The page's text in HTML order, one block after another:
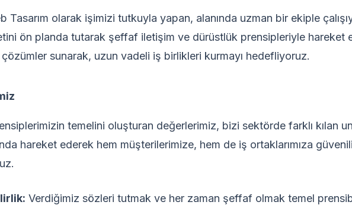
Tasarım olarak işimizi tutkuyla yapan, alanında uzman bir ekiple
ön planda tutarak şeffaf iletişim ve dürüstlük prensipleriyle hareket
sunarak, uzun vadeli iş birlikleri kurmayı hedefliyoruz.
temelini oluşturan değerlerimiz, bizi sektörde farklı kılan
hareket ederek hem müşterilerimize, hem de iş ortaklarımıza
Verdiğimiz sözleri tutmak ve her zaman şeffaf olmak temel